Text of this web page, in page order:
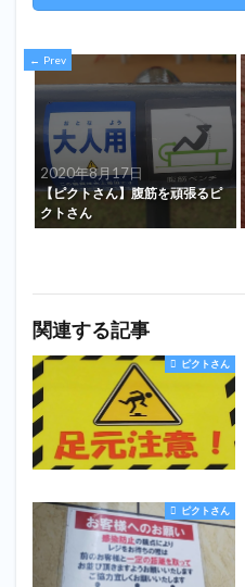
Prev
2020年8月17日
【ピクトさん】腹筋を頑張るピ
クトさん
関連する記事
ピクトさん
ピクトさん